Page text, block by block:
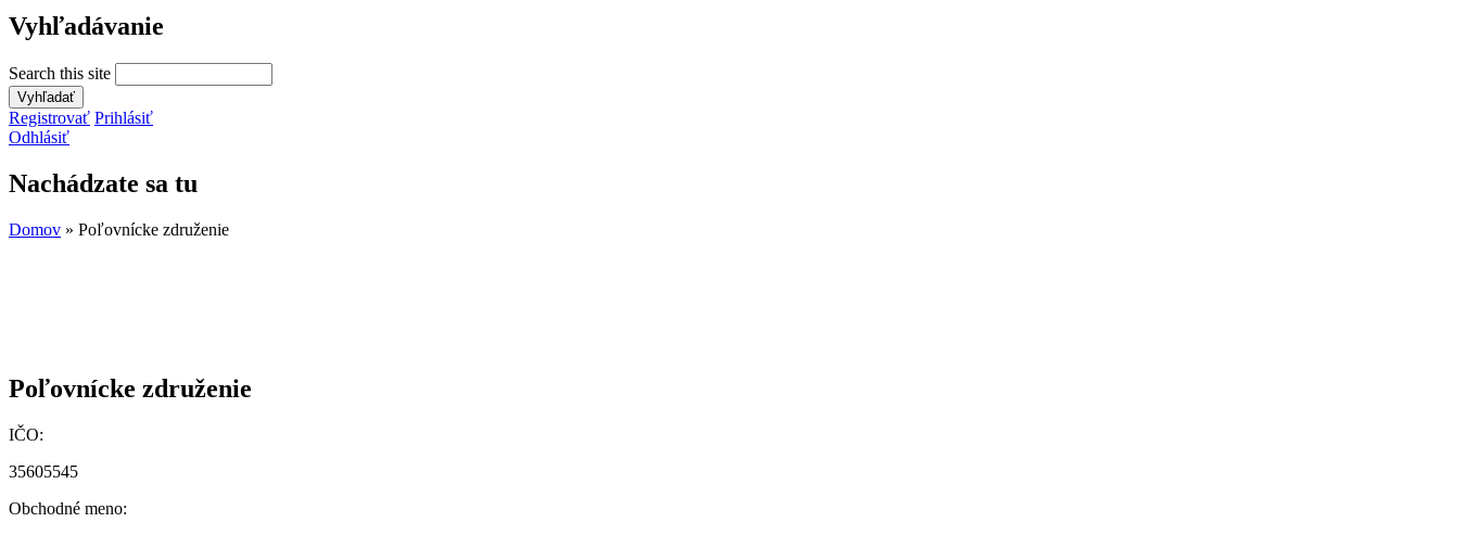
Vyhľadávanie
Search this site
Registrovať Prihlásiť
Odhlásiť
Nachádzate sa tu
Domov » Poľovnícke združenie
Poľovnícke združenie
IČO:
35605545
Obchodné meno: